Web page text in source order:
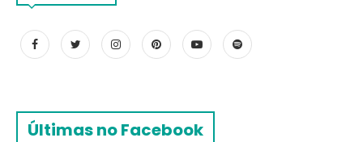
Últimas no Facebook